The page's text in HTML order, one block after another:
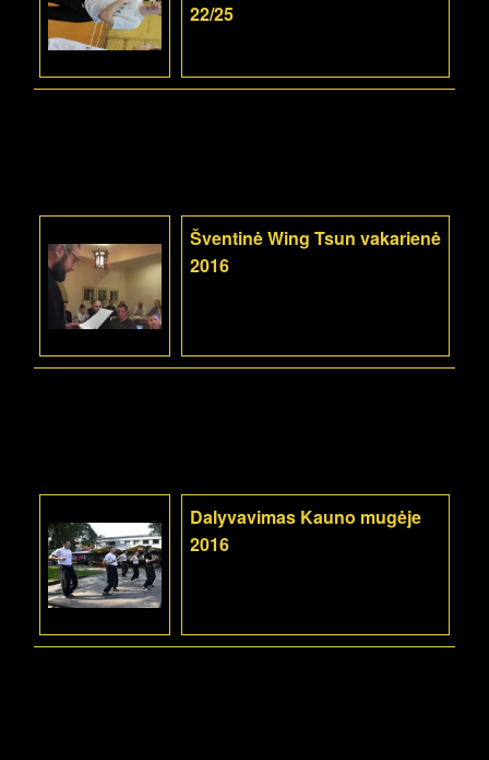
22/25
Šventinė Wing Tsun vakarienė
2016
Dalyvavimas Kauno mugėje
2016